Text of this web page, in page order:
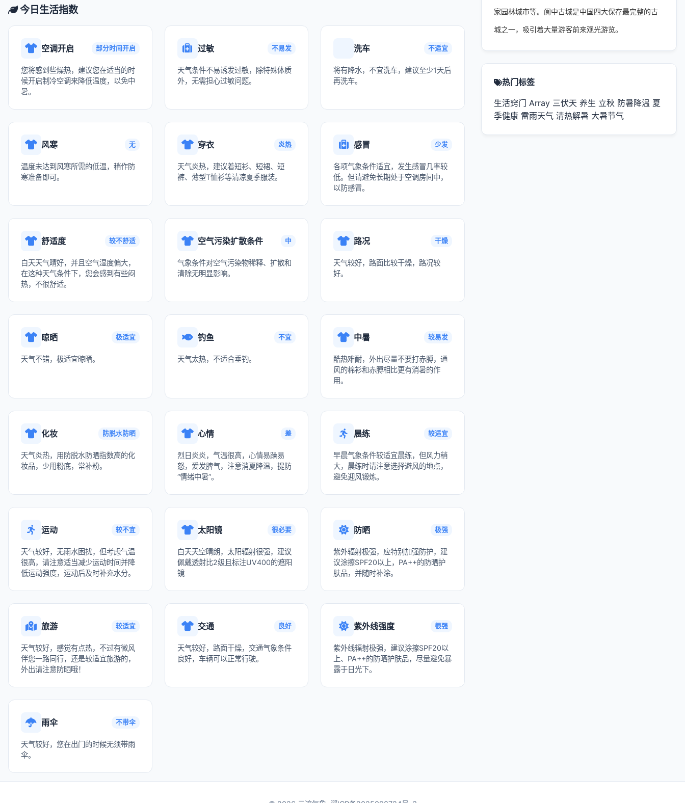
今日生活指数
空调开启 部分时间开启
您将感到些燥热，建议您在适当的时
候开启制冷空调来降低温度，以免中
暑。
过敏 不易发
天气条件不易诱发过敏，除特殊体质
外，无需担心过敏问题。
洗车 不适宜
将有降水，不宜洗车，建议至少1天后
再洗车。
风寒 无
温度未达到风寒所需的低温，稍作防
寒准备即可。
穿衣 炎热
天气炎热，建议着短衫、短裙、短
裤、薄型T恤衫等清凉夏季服装。
感冒 少发
各项气象条件适宜，发生感冒几率较
低。但请避免长期处于空调房间中，
以防感冒。
舒适度 较不舒适
白天天气晴好，并且空气湿度偏大，
在这种天气条件下，您会感到有些闷
热，不很舒适。
空气污染扩散条件 中
气象条件对空气污染物稀释、扩散和
清除无明显影响。
路况 干燥
天气较好，路面比较干燥，路况较
好。
晾晒 极适宜
天气不错，极适宜晾晒。
钓鱼 不宜
天气太热，不适合垂钓。
中暑 较易发
酷热难耐，外出尽量不要打赤膊，通
风的棉衫和赤膊相比更有消暑的作
用。
化妆 防脱水防晒
天气炎热，用防脱水防晒指数高的化
妆品，少用粉底，常补粉。
心情 差
烈日炎炎，气温很高，心情易躁易
怒，爱发脾气，注意消夏降温，提防
“情绪中暑”。
晨练 较适宜
早晨气象条件较适宜晨练，但风力稍
大，晨练时请注意选择避风的地点，
避免迎风锻炼。
运动 较不宜
天气较好，无雨水困扰，但考虑气温
很高，请注意适当减少运动时间并降
低运动强度，运动后及时补充水分。
太阳镜 很必要
白天天空晴朗，太阳辐射很强，建议
佩戴透射比2级且标注UV400的遮阳
镜
防晒 极强
紫外辐射极强，应特别加强防护，建
议涂擦SPF20以上，PA++的防晒护
肤品，并随时补涂。
旅游 较适宜
天气较好，感觉有点热，不过有微风
伴您一路同行，还是较适宜旅游的，
外出请注意防晒哦！
交通 良好
天气较好，路面干燥，交通气象条件
良好，车辆可以正常行驶。
紫外线强度 很强
紫外线辐射极强，建议涂擦SPF20以
上、PA++的防晒护肤品，尽量避免暴
露于日光下。
雨伞 不带伞
天气较好，您在出门的时候无须带雨
伞。
家园林城市等。阆中古城是中国四大保存最完整的古
城之一，吸引着大量游客前来观光游览。
热门标签
生活窍门 Array 三伏天 养生 立秋 防暑降温 夏
季健康 雷雨天气 清热解暑 大暑节气